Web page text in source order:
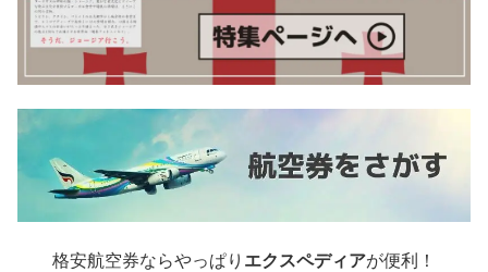
格安航空券ならやっぱり エクスペディアが便利！